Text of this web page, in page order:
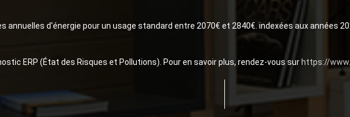
annuelles d'énergie pour un usage standard entre 2070€ et 2840€. indexées aux années
ERP (État des Risques et Pollutions). Pour en savoir plus, rendez-vous sur https://